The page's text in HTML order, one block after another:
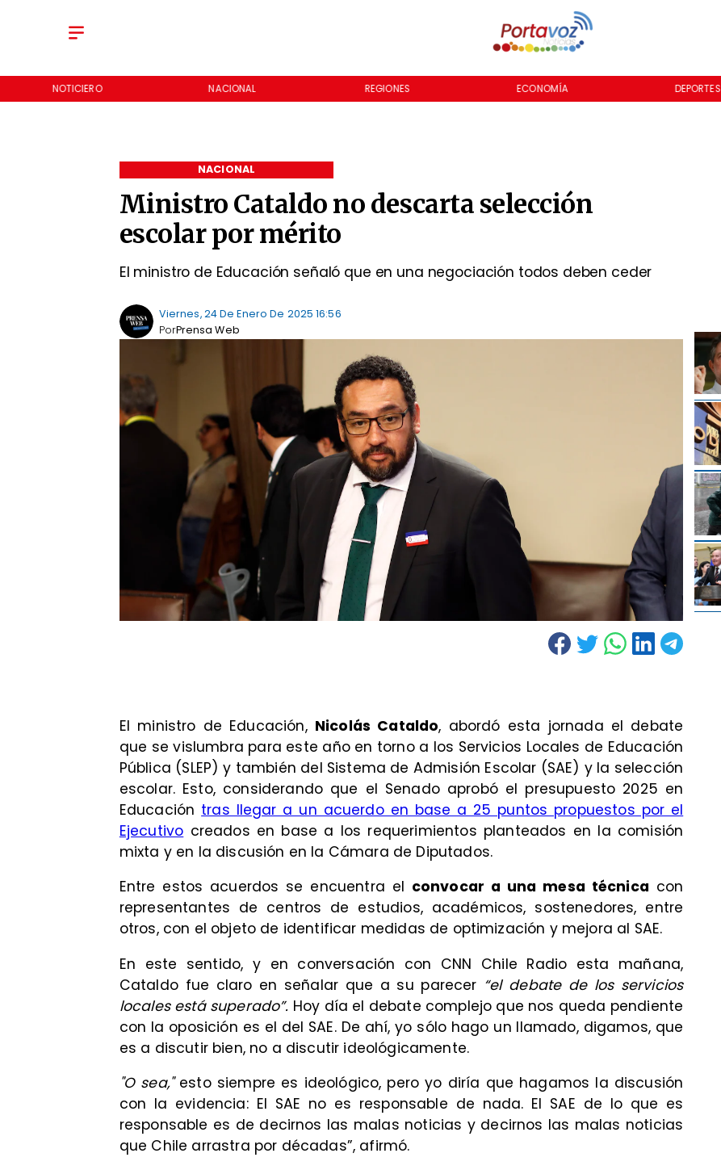
NOTICIERO NACIONAL REGIONES ECONOMÍA DEPORTES
Ministro Cataldo no descarta selección
escolar por mérito
El ministro de Educación señaló que en una negociación todos deben ceder
NACIONAL
Viernes, 24 De Enero De 2025 16:56
Prensa Web
Por
El ministro de Educación, Nicolás Cataldo, abordó esta jornada el debate
que se vislumbra para este año en torno a los Servicios Locales de Educación
Pública (SLEP) y también del Sistema de Admisión Escolar (SAE) y la selección
escolar. Esto, considerando que el Senado aprobó el presupuesto 2025 en
Educación tras llegar a un acuerdo en base a 25 puntos propuestos por el
Ejecutivo creados en base a los requerimientos planteados en la comisión
mixta y en la discusión en la Cámara de Diputados.
Entre estos acuerdos se encuentra el convocar a una mesa técnica con
representantes de centros de estudios, académicos, sostenedores, entre
otros, con el objeto de identificar medidas de optimización y mejora al SAE.
En este sentido, y en conversación con CNN Chile Radio esta mañana,
Cataldo fue claro en señalar que a su parecer “el debate de los servicios
locales está superado”. Hoy día el debate complejo que nos queda pendiente
con la oposición es el del SAE. De ahí, yo sólo hago un llamado, digamos, que
es a discutir bien, no a discutir ideológicamente.
"O sea,"esto siempre es ideológico, pero yo diría que hagamos la discusión
con la evidencia: El SAE no es responsable de nada. El SAE de lo que es
responsable es de decirnos las malas noticias y decirnos las malas noticias
que Chile arrastra por décadas”, afirmó.